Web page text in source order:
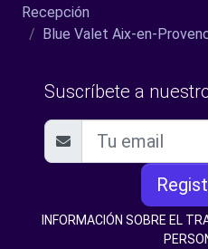
Recepción
Blue Valet Aix-en-
Suscríbete a
INFORMACIÓN SOBRE EL